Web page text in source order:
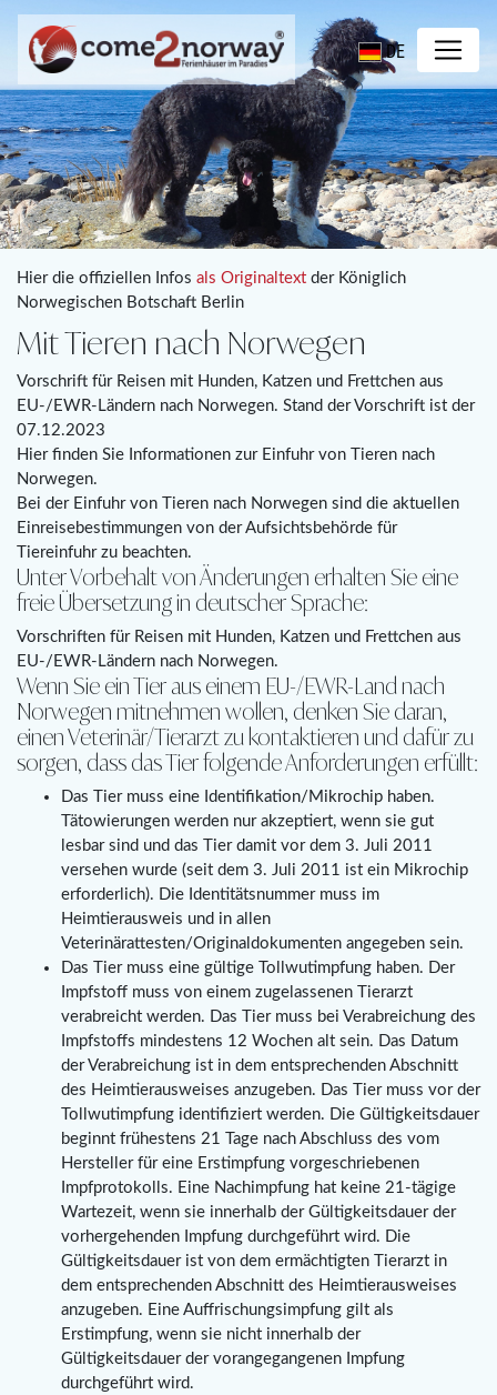
DE
Hier die offiziellen Infos als Originaltext der Königlich
Norwegischen Botschaft Berlin
Mit Tieren nach Norwegen
Vorschrift für Reisen mit Hunden, Katzen und Frettchen aus
EU-/EWR-Ländern nach Norwegen. Stand der Vorschrift ist der
07.12.2023
Hier finden Sie Informationen zur Einfuhr von Tieren nach
Norwegen.
Bei der Einfuhr von Tieren nach Norwegen sind die aktuellen
Einreisebestimmungen von der Aufsichtsbehörde für
Tiereinfuhr zu beachten.
Unter Vorbehalt von Änderungen erhalten Sie eine
freie Übersetzung in deutscher Sprache:
Vorschriften für Reisen mit Hunden, Katzen und Frettchen aus
EU-/EWR-Ländern nach Norwegen.
Wenn Sie ein Tier aus einem EU-/EWR-Land nach
Norwegen mitnehmen wollen, denken Sie daran,
einen Veterinär/Tierarzt zu kontaktieren und dafür zu
sorgen, dass das Tier folgende Anforderungen erfüllt:
Das Tier muss eine Identifikation/Mikrochip haben.
Tätowierungen werden nur akzeptiert, wenn sie gut
lesbar sind und das Tier damit vor dem 3. Juli 2011
versehen wurde (seit dem 3. Juli 2011 ist ein Mikrochip
erforderlich). Die Identitätsnummer muss im
Heimtierausweis und in allen
Veterinärattesten/Originaldokumenten angegeben sein.
Das Tier muss eine gültige Tollwutimpfung haben. Der
Impfstoff muss von einem zugelassenen Tierarzt
verabreicht werden. Das Tier muss bei Verabreichung des
Impfstoffs mindestens 12 Wochen alt sein. Das Datum
der Verabreichung ist in dem entsprechenden Abschnitt
des Heimtierausweises anzugeben. Das Tier muss vor der
Tollwutimpfung identifiziert werden. Die Gültigkeitsdauer
beginnt frühestens 21 Tage nach Abschluss des vom
Hersteller für eine Erstimpfung vorgeschriebenen
Impfprotokolls. Eine Nachimpfung hat keine 21-tägige
Wartezeit, wenn sie innerhalb der Gültigkeitsdauer der
vorhergehenden Impfung durchgeführt wird. Die
Gültigkeitsdauer ist von dem ermächtigten Tierarzt in
dem entsprechenden Abschnitt des Heimtierausweises
anzugeben. Eine Auffrischungsimpfung gilt als
Erstimpfung, wenn sie nicht innerhalb der
Gültigkeitsdauer der vorangegangenen Impfung
durchgeführt wird.